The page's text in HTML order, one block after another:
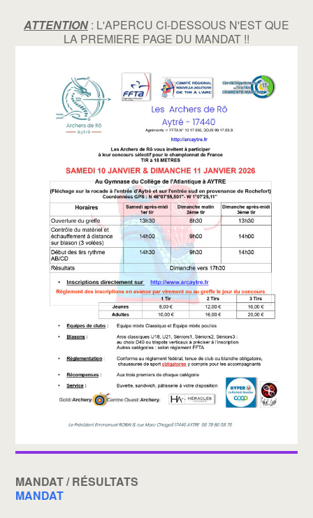
ATTENTION: L'APERCU CI-DESSOUS N'EST QUE
LA PREMIERE PAGE DU MANDAT !!
MANDAT / RÉSULTATS
MANDAT